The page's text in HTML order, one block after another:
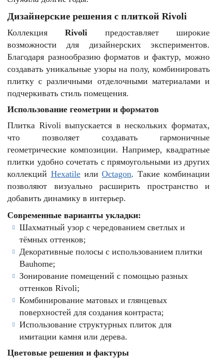
Дизайнерские решения с плиткой Rivoli
КоллекцияRivoli предоставляет широкие
возможности для дизайнерских экспериментов.
Благодаря разнообразию форматов и фактур, можно
создавать уникальные узоры на полу, комбинировать
плитку с различными отделочными материалами и
подчеркивать стиль помещения.
Использование геометрии и форматов
Плитка Rivoli выпускается в нескольких форматах,
что позволяет создавать гармоничные
геометрические композиции. Например, квадратные
плитки удобно сочетать с прямоугольными из других
коллекций HexatileилиOctagon. Такие комбинации
позволяют визуально расширить пространство и
добавить динамику в интерьер.
Современные варианты укладки:
Шахматный узор с чередованием светлых и
тёмных оттенков;
Декоративные полосы с использованием плитки
Bauhome;
Зонирование помещений с помощью разных
оттенков Rivoli;
Комбинирование матовых и глянцевых
поверхностей для создания контраста;
Использование структурных плиток для
имитации камня или дерева.
Цветовые решения и фактуры